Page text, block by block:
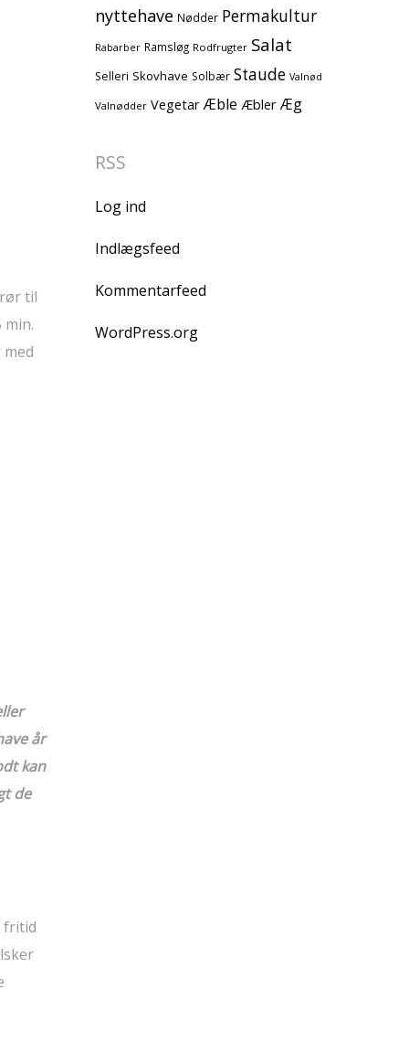
til
år
kan
de
fritid
nyttehave Nødder Permakultur
Rabarber Ramsløg Rodfrugter Salat
Selleri Skovhave Solbær Staude Valnød
Valnødder Vegetar Æble Æbler Æg
RSS
Log ind
Indlægsfeed
Kommentarfeed
WordPress.org